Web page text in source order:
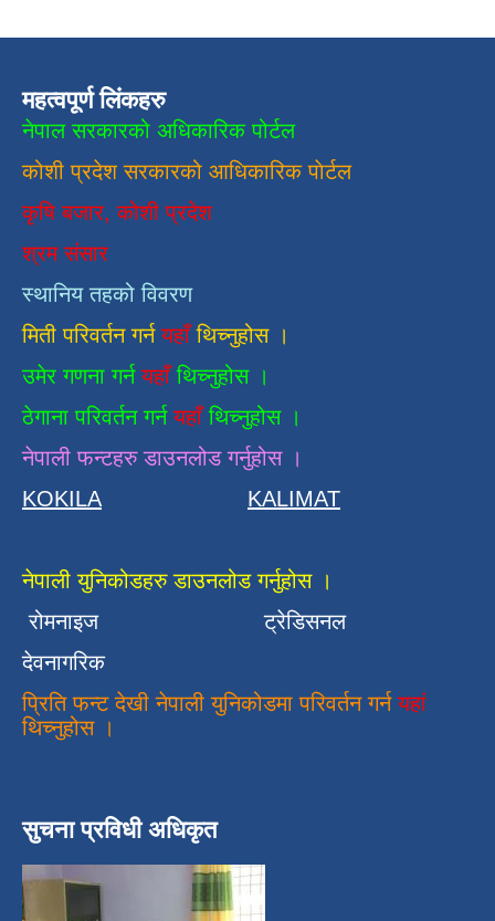
महत्वपूर्ण लिंकहरु
नेपाल सरकारको अधिकारिक पोर्टल
कोशी प्रदेश सरकारको आधिकारिकपाेर्टल
कृषि बजार, कोशी प्रदेश
श्रम संसार
स्थानिय तहको विवरण
मिती परिवर्तन गर्न यहाँ थिच्नुहोस ।
उमेर गणना गर्नयहाँथिच्नुहोस ।
ठेगाना परिवर्तन गर्नयहाँ थिच्नुहोस ।
नेपाली फन्टहरु डाउनलोड गर्नुहोस ।
KOKILA
KALIMAT
नेपाली युनिकोडहरु डाउनलोड गर्नुहोस ।
रोमनाइज
ट्रेडिसनल
देवनागरिक
प्रिति फन्ट देखी नेपाली युनिकोडमा परिवर्तन गर्न यहां
थिच्नुहोस ।
सुचना प्रविधी अधिकृत